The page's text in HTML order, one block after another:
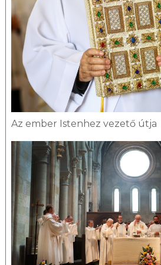
Az ember Istenhez vezető útja